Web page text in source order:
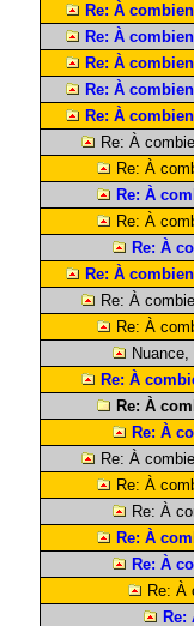
Re: À
Re: À
Re: À
Re: À
Re: À
Re: À
Re: À
Re: À
Re: À
Re: À
Re: À
Re: À
Re: À
Re: À
Re: À
Re: À
Re: À
Re: À
Re: À
Re: À
Re: À
Re: À